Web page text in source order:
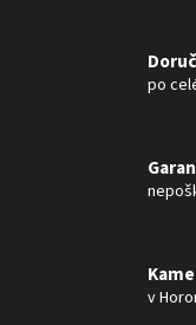
po
v